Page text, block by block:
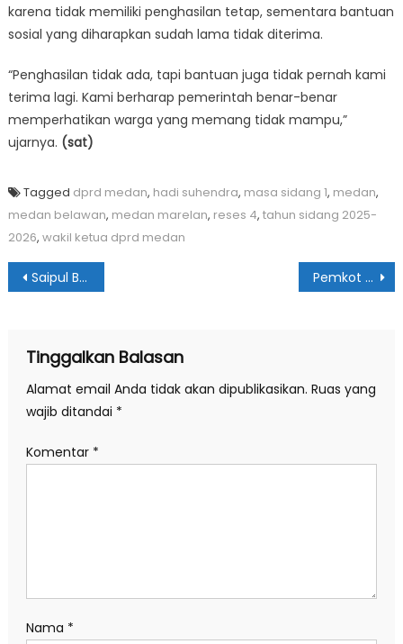
karena tidak memiliki penghasilan tetap, sementara bantuan
sosial yang diharapkan sudah lama tidak diterima.
“Penghasilan tidak ada, tapi bantuan juga tidak pernah kami
terima lagi. Kami berharap pemerintah benar-benar
memperhatikan warga yang memang tidak mampu,”
ujarnya. (sat)
Tagged dprd medan, hadi suhendra, masa sidang 1, medan,
medan belawan, medan marelan, reses 4, tahun sidang 2025-
2026, wakil ketua dprd medan
Navigasi
Saipul Bahri Usulkan Penanganan Banjir di Medan Utara Jadi Skala Prioritas Pemkot Medan Lanjutkan Penanganan Rob di Belawan
Tinggalkan Balasan
Alamat email Anda tidak akan dipublikasikan. Ruas yang
wajib ditandai *
Komentar *
Nama *